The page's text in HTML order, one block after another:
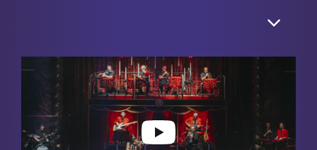
prestige est composé de 6 filles et de 3 garçons,
Lauren Gould. A en juger par la déferlante
d’applaudissements, à chacun de leur passage, ces
artistes venus du monde entier savent émerveiller
un public toujours conquis !